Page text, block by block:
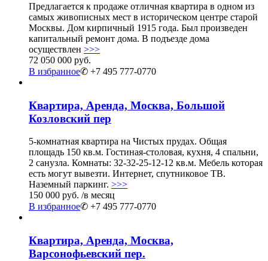
Предлагается к продаже отличная квартира в одном из
самых живописных мест в историческом центре старой
Москвы. Дом кирпичный 1915 года. Был произведен
капитальный ремонт дома. В подъезде дома
осуществлен >>>
72 050 000 руб.
В избранное✆ +7 495 777-0770
Квартира, Аренда, Москва, Большой
Козловский пер
5-комнатная квартира на Чистых прудах. Общая
площадь 150 кв.м. Гостиная-столовая, кухня, 4 спальни,
2 санузла. Комнаты: 32-32-25-12-12 кв.м. Мебель которая
есть могут вывезти. Интернет, спутниковое ТВ.
Наземный паркинг. >>>
150 000 руб. /в месяц
В избранное✆ +7 495 777-0770
Квартира, Аренда, Москва,
Варсонофьевский пер.